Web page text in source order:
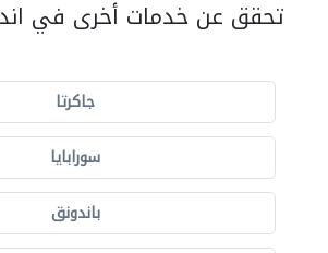
تحقق عن خدمات أخرى في
جاكرتا
سورابايا
باندونق